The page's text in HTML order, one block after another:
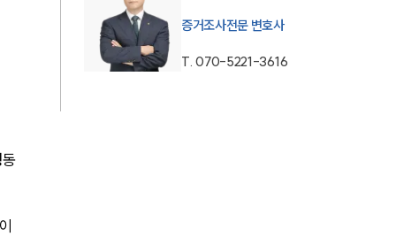
센터소개
센터소개
증거조사전문 변호사
T.070-5221-3616